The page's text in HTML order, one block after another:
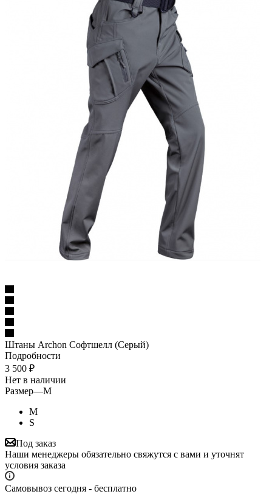
Штаны Archon Софтшелл (Серый)
Подробности
3 500 ₽
Нет в наличии
Размер—M
M
S
Под заказ
Наши менеджеры обязательно свяжутся с вами и уточнят
условия заказа
Самовывоз сегодня - бесплатно